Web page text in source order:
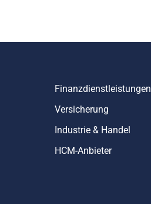
Finanzdienstleistungen
Versicherung
Industrie & Handel
HCM-Anbieter